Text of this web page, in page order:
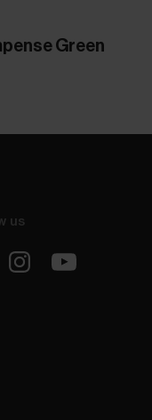
Green
us